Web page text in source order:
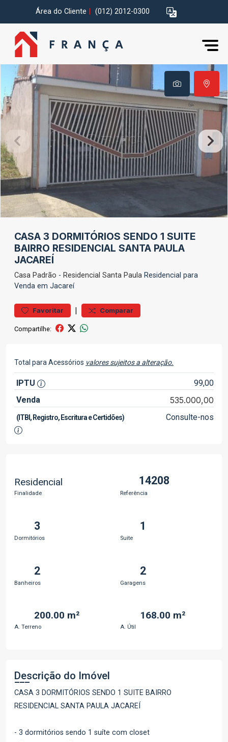
Área do Cliente (012) 2012-0300
CASA 3 DORMITÓRIOS SENDO 1 SUITE
BAIRRO RESIDENCIAL SANTA PAULA
JACAREÍ
Casa Padrão - Residencial Santa Paula Residencial para
Venda em Jacareí
Favoritar | Comparar
Compartilhe:
Total para Acessórios valores sujeitos a alteração.
IPTU
99,00
Venda
535.000,00
(ITBI, Registro, Escritura e Certidões) Consulte-nos
Residencial
Finalidade
14208
Referência
3
Dormitórios
1
Suite
2
Banheiros
2
Garagens
200.00 m²
A. Terreno
168.00 m²
A. Útil
Descrição do Imóvel
CASA 3 DORMITÓRIOS SENDO 1 SUITE BAIRRO
RESIDENCIAL SANTA PAULA JACAREÍ
- 3 dormitórios sendo 1 suíte com closet